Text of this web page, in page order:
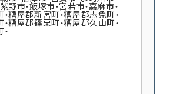
野市・飯塚市・宮若市・嘉麻市・
・糟屋郡新宮町・糟屋郡志免町・
・糟屋郡篠栗町・糟屋郡久山町・
・